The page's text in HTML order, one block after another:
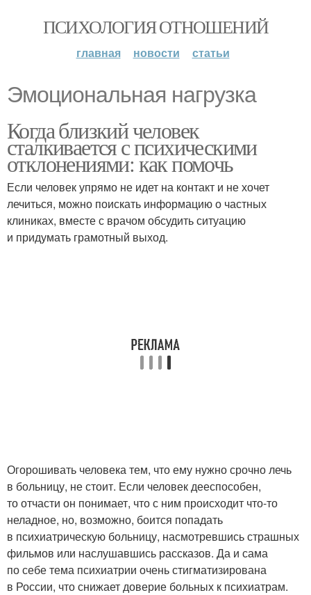
ПСИХОЛОГИЯ ОТНОШЕНИЙ
главная новости статьи
Эмоциональная нагрузка
Когда близкий человек
сталкивается с психическими
отклонениями: как помочь
Если человек упрямо не идет на контакт и не хочет
лечиться, можно поискать информацию о частных
клиниках, вместе с врачом обсудить ситуацию
и придумать грамотный выход.
Огорошивать человека тем, что ему нужно срочно лечь
в больницу, не стоит. Если человек дееспособен,
то отчасти он понимает, что с ним происходит что-то
неладное, но, возможно, боится попадать
в психиатрическую больницу, насмотревшись страшных
фильмов или наслушавшись рассказов. Да и сама
по себе тема психиатрии очень стигматизирована
в России, что снижает доверие больных к психиатрам.